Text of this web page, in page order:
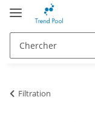
Filtration